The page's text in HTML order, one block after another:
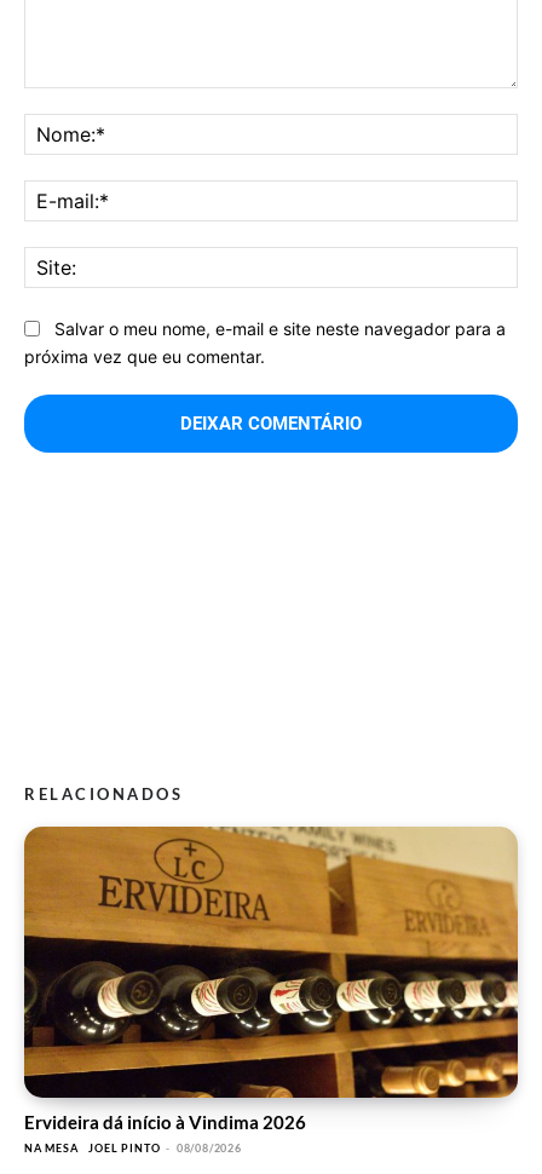
Salvar o meu nome, e-mail e site neste navegador para a
próxima vez que eu comentar.
RELACIONADOS
Ervideira dá início à Vindima 2026
NA MESA JOEL PINTO - 08/08/2026